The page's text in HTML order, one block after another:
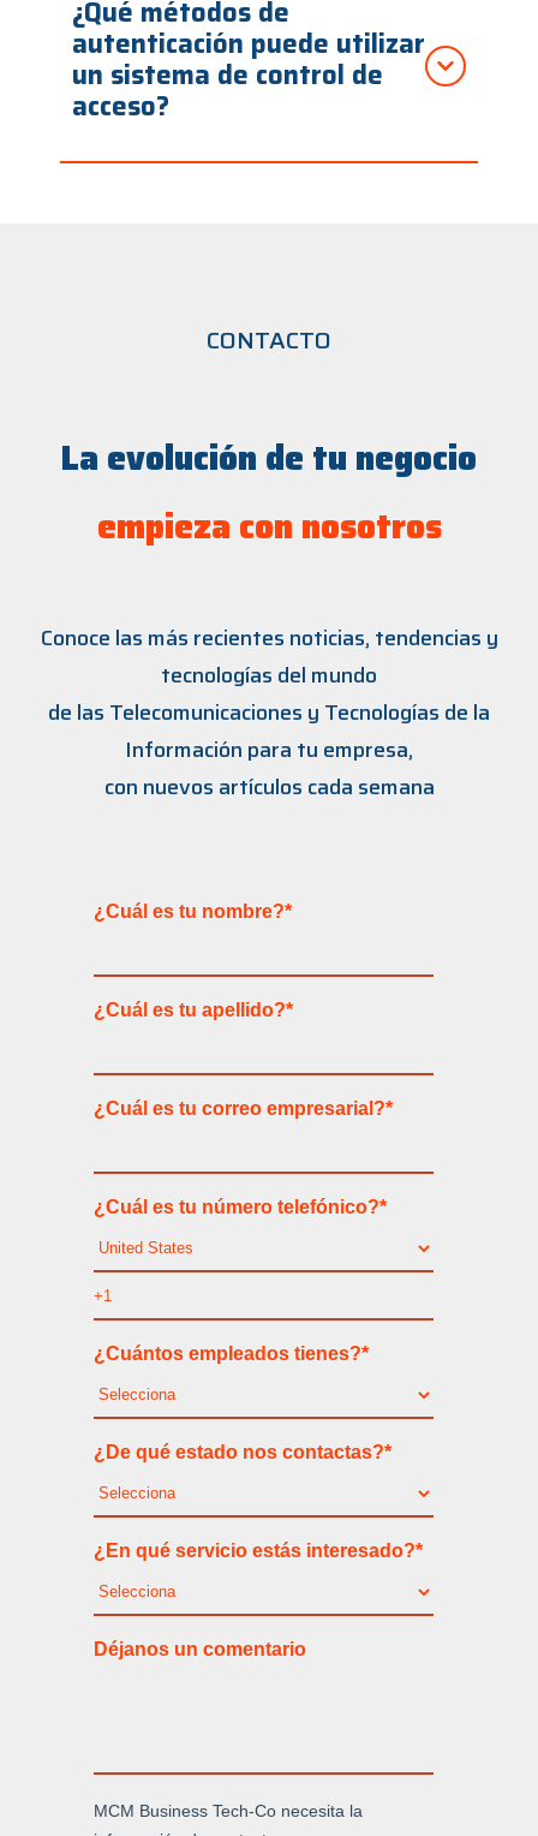
¿Qué métodos de
autenticación puede utilizar
un sistema de control de
acceso?
CONTACTO
La evolución de tu negocio
empieza con nosotros
Conoce las más recientes noticias, tendencias y
tecnologías del mundo
de las Telecomunicaciones y Tecnologías de la
Información para tu empresa,
con nuevos artículos cada semana